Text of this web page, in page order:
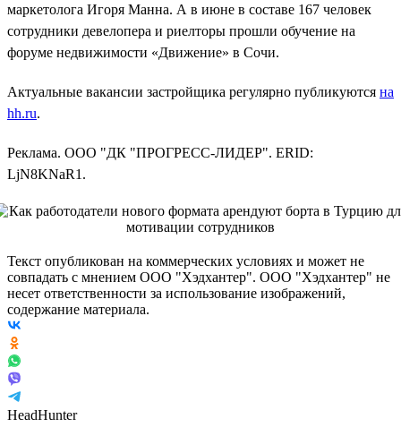
маркетолога Игоря Манна. А в июне в составе 167 человек
сотрудники девелопера и риелторы прошли обучение на
форуме недвижимости «Движение» в Сочи.
Актуальные вакансии застройщика регулярно публикуются на
hh.ru.
Реклама. ООО "ДК "ПРОГРЕСС-ЛИДЕР". ERID:
LjN8KNaR1.
Текст опубликован на коммерческих условиях и может не
совпадать с мнением ООО "Хэдхантер". ООО "Хэдхантер" не
несет ответственности за использование изображений,
содержание материала.
HeadHunter